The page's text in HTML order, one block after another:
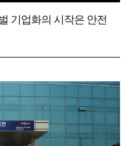
기업화의 시작은 안전